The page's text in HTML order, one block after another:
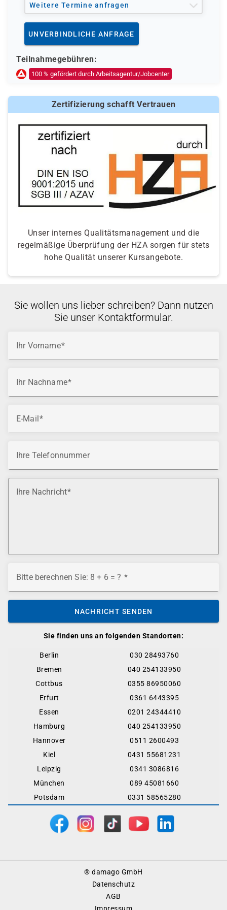
Ob eine Förderung oder Kostenübernahme möglich ist,
entscheidet der jeweilige Kostenträger nach einer
individuellen Prüfung Ihrer persönlichen
Voraussetzungen und Förderfähigkeit.
Weitere Termine anfragen
UNVERBINDLICHE ANFRAGE
Teilnahmegebühren:
100 % gefördert durch Arbeitsagentur/Jobcenter
Zertifizierung schafft Vertrauen
Unser internes Qualitätsmanagement und die
regelmäßige Überprüfung der HZA sorgen für stets
hohe Qualität unserer Kursangebote.
Sie finden uns an folgenden Standorten:
Berlin
030 28493760
Bremen
040 254133950
Cottbus
0355 86950060
Erfurt
0361 6443395
Essen
0201 24344410
Hamburg
040 254133950
Hannover
0511 2600493
Kiel
0431 55681231
Leipzig
0341 3086816
München
089 45081660
Potsdam
0331 58565280
Sie wollen uns lieber schreiben? Dann nutzen
Sie unser Kontaktformular.
Ihr Vorname
Ihr Nachname
E-Mail
Ihre Telefonnummer
Ihre Nachricht
Bitte berechnen Sie: 8 + 6 = ?
NACHRICHT SENDEN
® damago GmbH
Datenschutz
AGB